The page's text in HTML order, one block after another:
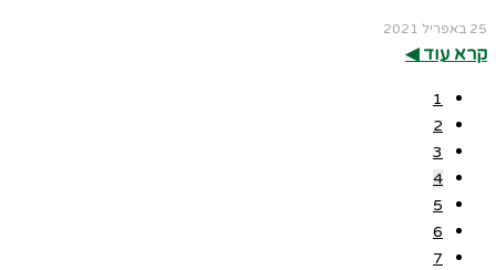
25 באפריל 2021
קרא עוד ◀︎
1
2
3
4
5
6
7